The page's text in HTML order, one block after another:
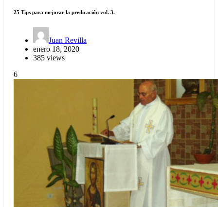
25 Tips para mejorar la predicación vol. 3.
Juan Revilla
enero 18, 2020
385 views
6